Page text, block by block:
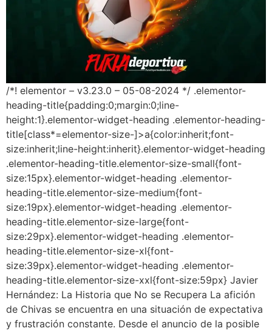
/*! elementor – v3.23.0 – 05-08-2024 */ .elementor-
heading-title{padding:0;margin:0;line-
height:1}.elementor-widget-heading .elementor-heading-
title[class*=elementor-size-]>a{color:inherit;font-
size:inherit;line-height:inherit}.elementor-widget-heading
.elementor-heading-title.elementor-size-small{font-
size:15px}.elementor-widget-heading .elementor-
heading-title.elementor-size-medium{font-
size:19px}.elementor-widget-heading .elementor-
heading-title.elementor-size-large{font-
size:29px}.elementor-widget-heading .elementor-
heading-title.elementor-size-xl{font-
size:39px}.elementor-widget-heading .elementor-
heading-title.elementor-size-xxl{font-size:59px} Javier
Hernández: La Historia que No se Recupera La afición
de Chivas se encuentra en una situación de expectativa
y frustración constante. Desde el anuncio de la posible